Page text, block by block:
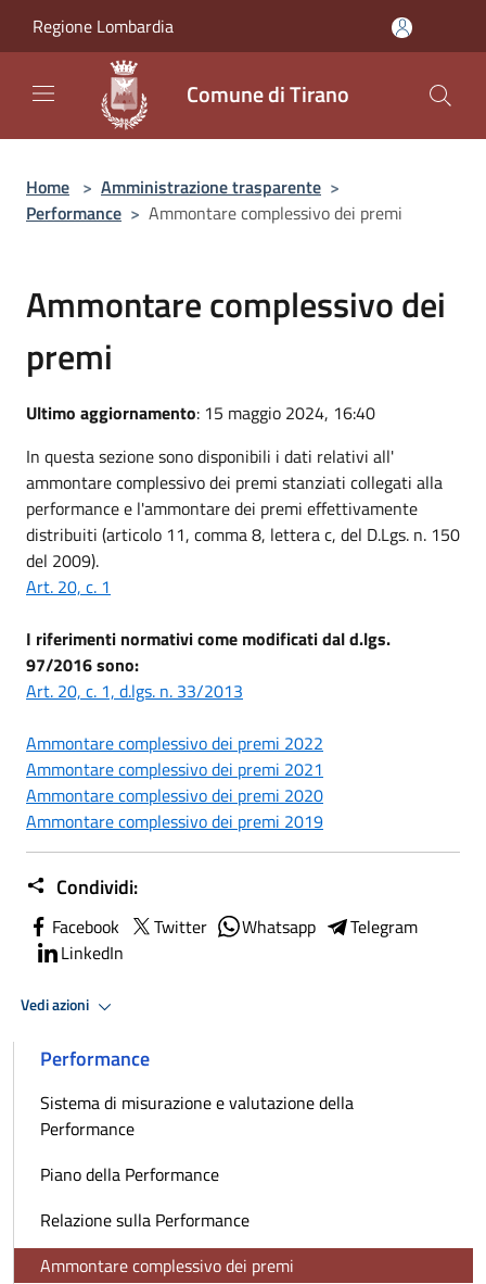
Regione Lombardia
Comune di Tirano
Home > Amministrazione trasparente >
Performance > Ammontare complessivo dei premi
Ammontare complessivo dei
premi
Ultimo aggiornamento: 15 maggio 2024, 16:40
In questa sezione sono disponibili i dati relativi all'
ammontare complessivo dei premi stanziati collegati alla
performance e l'ammontare dei premi effettivamente
distribuiti (articolo 11, comma 8, lettera c, del D.Lgs. n. 150
del 2009).
Art. 20, c. 1
I riferimenti normativi come modificati dal d.lgs.
97/2016 sono:
Art. 20, c. 1, d.lgs. n. 33/2013
Ammontare complessivo dei premi 2022
Ammontare complessivo dei premi 2021
Ammontare complessivo dei premi 2020
Ammontare complessivo dei premi 2019
Condividi:
Facebook Twitter Whatsapp
Telegram
LinkedIn
Vedi azioni
Performance
Sistema di misurazione e valutazione della
Performance
Piano della Performance
Relazione sulla Performance
Ammontare complessivo dei premi